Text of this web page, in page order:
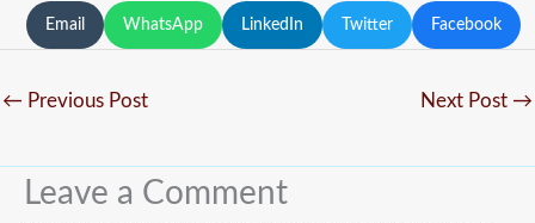
Facebook
Twitter
LinkedIn
WhatsApp
Email
← Previous Post Next Post →
Leave a Comment